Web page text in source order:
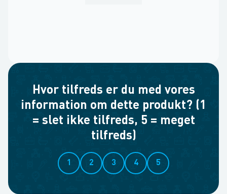
Hvor tilfreds er du med vores
information om dette produkt? (1
= slet ikke tilfreds, 5 = meget
tilfreds)
1 2 3 4 5